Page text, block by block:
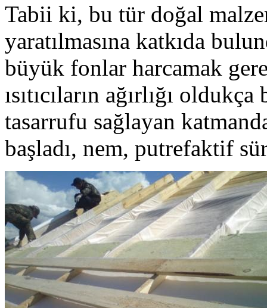
Tabii ki, bu tür doğal
yaratılmasına katkıda
büyük fonlar harcamak
ısıtıcıların ağırlığı
tasarrufu sağlayan
başladı, nem, putrefaktif